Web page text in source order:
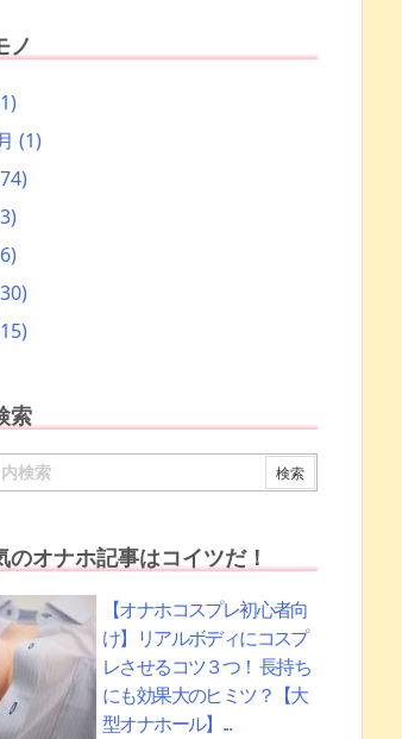
ノ
(1)
索
のオナホ記事はコイツだ！
【オナホコスプレ初心者向
け】リアルボディにコスプ
レさせるコツ３つ！ 長持ち
にも効果大のヒミツ？【大
型オナホール】...